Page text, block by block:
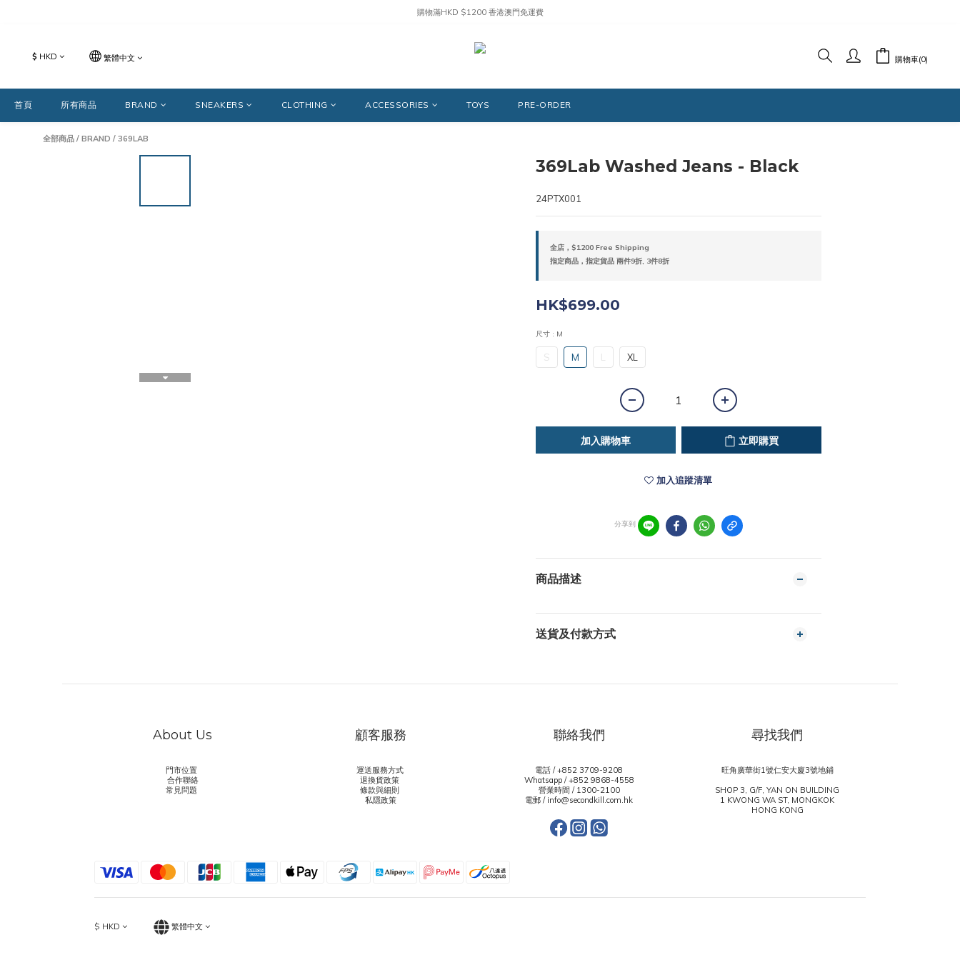
購物滿HKD $1200 香港澳門免運費
$ HKD 繁體中文 購物車(0)
首頁 所有商品 BRAND SNEAKERS CLOTHING ACCESSORIES TOYS PRE-ORDER
全部商品 / BRAND / 369LAB
369Lab Washed Jeans - Black
24PTX001
全店，$1200 Free Shipping
指定商品，指定貨品 兩件9折, 3件8折
HK$699.00
尺寸 : M
S M L XL
加入購物車 立即購買
加入追蹤清單
分享到
商品描述
送貨及付款方式
About Us
門市位置
合作聯絡
常見問題
顧客服務
運送服務方式
退換貨政策
條款與細則
私隱政策
聯絡我們
電話 / +852 3709-9208
Whatsapp /+852 9868-4558
營業時間 / 1300-2100
電郵 / info@secondkill.com.hk
尋找我們
旺角廣華街1號仁安大廈3號地鋪
SHOP 3, G/F, YAN ON BUILDING
1 KWONG WA ST, MONGKOK
HONG KONG
$ HKD 繁體中文